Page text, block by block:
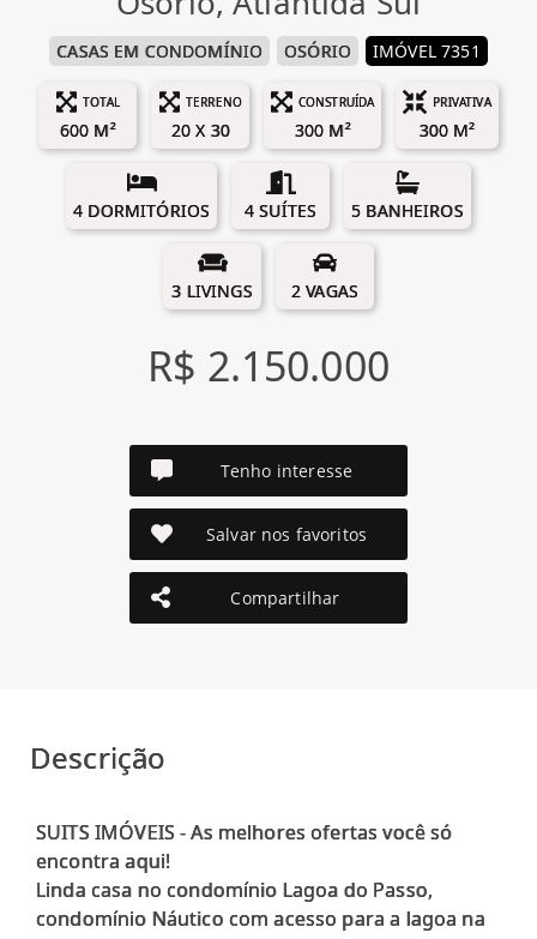
CASAS EM CONDOMÍNIO OSÓRIO IMÓVEL 7351
TOTAL
600 M²
TERRENO
20 X 30
CONSTRUÍDA
300 M²
PRIVATIVA
300 M²
4 DORMITÓRIOS 4 SUÍTES 5 BANHEIROS
3 LIVINGS 2 VAGAS
R$ 2.150.000
Tenho interesse
Salvar nos favoritos
Compartilhar
Descrição
SUITS IMÓVEIS - As melhores ofertas você só
encontra aqui!
Linda casa no condomínio Lagoa do Passo,
condomínio Náutico com acesso para a lagoa na